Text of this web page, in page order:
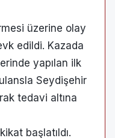
üzerine olay
edildi. Kazada
yapılan ilk
Seydişehir
tedavi altına
başlatıldı.